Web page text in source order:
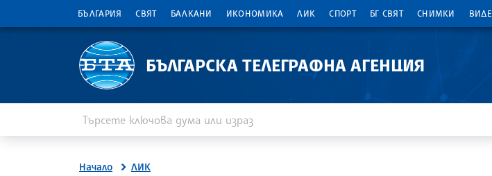
БЪЛГАРИЯ СВЯТ БАЛКАНИ ИКОНОМИКА ЛИК СПОРТ БГ СВЯТ СНИМКИ
БЪЛГАРСКА ТЕЛЕГРАФНА АГЕНЦИЯ
Начало ЛИК